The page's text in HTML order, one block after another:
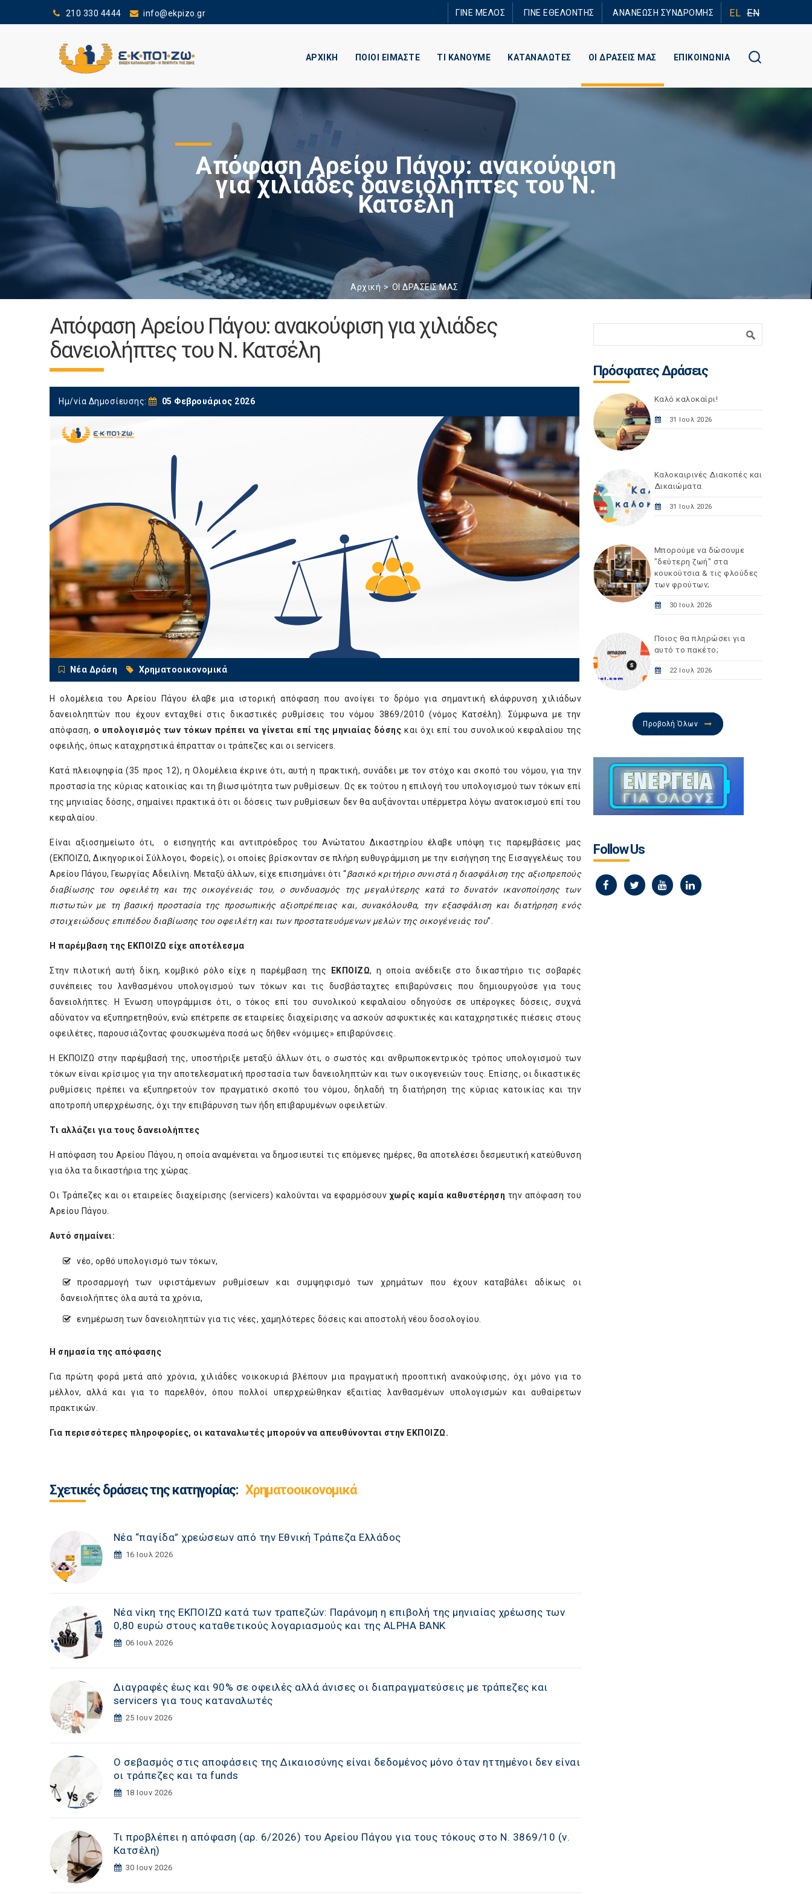
210 330 4444 info@ekpizo.gr ΓΙΝΕ ΜΕΛΟΣ ΓΙΝΕ ΕΘΕΛΟΝΤΗΣ ΑΝΑΝΕΩΣΗ ΣΥΝΔΡΟΜΗΣ EL EN
ΑΡΧΙΚΗ ΠΟΙΟΙ ΕΙΜΑΣΤΕ ΤΙ ΚΑΝΟΥΜΕ ΚΑΤΑΝΑΛΩΤΕΣ ΟΙ ΔΡΑΣΕΙΣ ΜΑΣ ΕΠΙΚΟΙΝΩΝΙΑ
Απόφαση Αρείου Πάγου: ανακούφιση
για χιλιάδες δανειολήπτες του Ν.
Κατσέλη
Αρχική ΟΙ ΔΡΑΣΕΙΣ ΜΑΣ
Απόφαση Αρείου Πάγου: ανακούφιση για χιλιάδες
δανειολήπτες του Ν. Κατσέλη
Ημ/νία Δημοσίευσης: 05 Φεβρουάριος 2026
Νέα Δράση Χρηματοοικονομικά
Η ολομέλεια του Αρείου Πάγου έλαβε μια ιστορική απόφαση που ανοίγει το δρόμο για σημαντική ελάφρυνση χιλιάδων
δανειοληπτών που έχουν ενταχθεί στις δικαστικές ρυθμίσεις του νόμου 3869/2010 (νόμος Κατσέλη). Σύμφωνα με την
απόφαση, ο υπολογισμός των τόκων πρέπει να γίνεται επί της μηνιαίας δόσης και όχι επί του συνολικού κεφαλαίου της
οφειλής, όπως καταχρηστικά έπρατταν οι τράπεζες και οι servicers.
Κατά πλειοψηφία (35 προς 12), η Ολομέλεια έκρινε ότι, αυτή η πρακτική, συνάδει με τον στόχο και σκοπό του νόμου, για την
προστασία της κύριας κατοικίας και τη βιωσιμότητα των ρυθμίσεων. Ως εκ τούτου η επιλογή του υπολογισμού των τόκων επί
της μηνιαίας δόσης, σημαίνει πρακτικά ότι οι δόσεις των ρυθμίσεων δεν θα αυξάνονται υπέρμετρα λόγω ανατοκισμού επί του
κεφαλαίου.
Είναι αξιοσημείωτο ότι, ο εισηγητής και αντιπρόεδρος του Ανώτατου Δικαστηρίου έλαβε υπόψη τις παρεμβάσεις μας
(ΕΚΠΟΙΖΩ, Δικηγορικοί Σύλλογοι, Φορείς), οι οποίες βρίσκονταν σε πλήρη ευθυγράμμιση με την εισήγηση της Εισαγγελέως του
Αρείου Πάγου, Γεωργίας Αδειλίνη. Μεταξύ άλλων, είχε επισημάνει ότι “βασικό κριτήριο συνιστά η διασφάλιση της αξιοπρεπούς
διαβίωσης του οφειλέτη και της οικογένειάς του, ο συνδυασμός της μεγαλύτερης κατά το δυνατόν ικανοποίησης των
πιστωτών με τη βασική προστασία της προσωπικής αξιοπρέπειας και, συνακόλουθα, την εξασφάλιση και διατήρηση ενός
στοιχειώδους επιπέδου διαβίωσης του οφειλέτη και των προστατευόμενων μελών της οικογένειάς του”.
Η παρέμβαση της ΕΚΠΟΙΖΩ είχε αποτέλεσμα
Στην πιλοτική αυτή δίκη, κομβικό ρόλο είχε η παρέμβαση της ΕΚΠΟΙΖΩ, η οποία ανέδειξε στο δικαστήριο τις σοβαρές
συνέπειες του λανθασμένου υπολογισμού των τόκων και τις δυσβάσταχτες επιβαρύνσεις που δημιουργούσε για τους
δανειολήπτες. Η Ένωση υπογράμμισε ότι, ο τόκος επί του συνολικού κεφαλαίου οδηγούσε σε υπέρογκες δόσεις, συχνά
αδύνατον να εξυπηρετηθούν, ενώ επέτρεπε σε εταιρείες διαχείρισης να ασκούν ασφυκτικές και καταχρηστικές πιέσεις στους
οφειλέτες, παρουσιάζοντας φουσκωμένα ποσά ως δήθεν «νόμιμες» επιβαρύνσεις.
H ΕΚΠΟΙΖΩ στην παρέμβασή της, υποστήριξε μεταξύ άλλων ότι, ο σωστός και ανθρωποκεντρικός τρόπος υπολογισμού των
τόκων είναι κρίσιμος για την αποτελεσματική προστασία των δανειοληπτών και των οικογενειών τους. Επίσης, οι δικαστικές
ρυθμίσεις πρέπει να εξυπηρετούν τον πραγματικό σκοπό του νόμου, δηλαδή τη διατήρηση της κύριας κατοικίας και την
αποτροπή υπερχρέωσης, όχι την επιβάρυνση των ήδη επιβαρυμένων οφειλετών.
Τι αλλάζει για τους δανειολήπτες
Η απόφαση του Αρείου Πάγου, η οποία αναμένεται να δημοσιευτεί τις επόμενες ημέρες, θα αποτελέσει δεσμευτική κατεύθυνση
για όλα τα δικαστήρια της χώρας.
Οι Τράπεζες και οι εταιρείες διαχείρισης (servicers) καλούνται να εφαρμόσουνχωρίς καμία καθυστέρηση την απόφαση του
Αρείου Πάγου.
Αυτό σημαίνει:
νέο, ορθό υπολογισμό των τόκων,
προσαρμογή των υφιστάμενων ρυθμίσεων και συμψηφισμό των χρημάτων που έχουν καταβάλει αδίκως οι
δανειολήπτες όλα αυτά τα χρόνια,
ενημέρωση των δανειοληπτών για τις νέες, χαμηλότερες δόσεις και αποστολή νέου δοσολογίου.
Η σημασία της απόφασης
Για πρώτη φορά μετά από χρόνια, χιλιάδες νοικοκυριά βλέπουν μια πραγματική προοπτική ανακούφισης, όχι μόνο για το
μέλλον, αλλά και για το παρελθόν, όπου πολλοί υπερχρεώθηκαν εξαιτίας λανθασμένων υπολογισμών και αυθαίρετων
πρακτικών.
Για περισσότερες πληροφορίες, οι καταναλωτές μπορούν να απευθύνονται στην ΕΚΠΟΙΖΩ.
Σχετικές δράσεις της κατηγορίας: Χρηματοοικονομικά
Νέα “παγίδα” χρεώσεων από την Εθνική Τράπεζα Ελλάδος
16 Ιουλ 2026
Νέα νίκη της ΕΚΠΟΙΖΩ κατά των τραπεζών: Παράνομη η επιβολή της μηνιαίας χρέωσης των
0,80 ευρώ στους καταθετικούς λογαριασμούς και της ALPHA BANK
06 Ιουλ 2026
Διαγραφές έως και 90% σε οφειλές αλλά άνισες οι διαπραγματεύσεις με τράπεζες και
servicers για τους καταναλωτές
25 Ιουν 2026
Ο σεβασμός στις αποφάσεις της Δικαιοσύνης είναι δεδομένος μόνο όταν ηττημένοι δεν είναι
οι τράπεζες και τα funds
18 Ιουν 2026
Τι προβλέπει η απόφαση (αρ. 6/2026) του Αρείου Πάγου για τους τόκους στο Ν. 3869/10 (ν.
Κατσέλη)
30 Ιουν 2026
Πρόσφατες Δράσεις
Καλό καλοκαίρι!
31 Ιουλ 2026
Καλοκαιρινές Διακοπές και
Δικαιώματα
31 Ιουλ 2026
Μπορούμε να δώσουμε
"δεύτερη ζωή" στα
κουκούτσια & τις φλούδες
των φρούτων;
30 Ιουλ 2026
Ποιος θα πληρώσει για
αυτό το πακέτο;
22 Ιουλ 2026
Προβολή Όλων
Follow Us